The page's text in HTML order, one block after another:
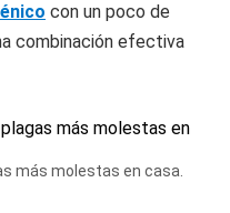
con un poco de
combinación efectiva
más molestas en casa.